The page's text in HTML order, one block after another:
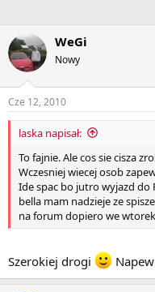
WeGi
Nowy
Cze 12, 2010
laska napisał:
To fajnie. Ale cos sie cisza
Wczesniej wiecej osob
Ide spac bo jutro wyjazd do
bella mam nadzieje ze
na forum dopiero we
Szerokiej drogi